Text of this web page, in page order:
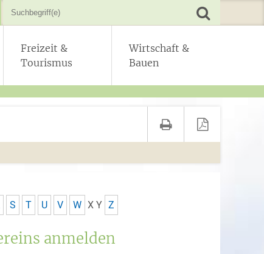
Freizeit &
Tourismus
Wirtschaft &
Bauen
S T U V W X Y Z
anmelden